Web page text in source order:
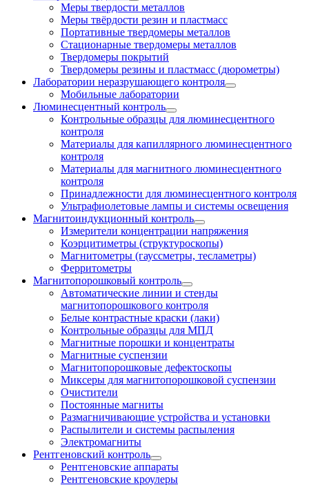
Меры твердости металлов
Меры твёрдости резин и пластмасс
Портативные твердомеры металлов
Стационарные твердомеры металлов
Твердомеры покрытий
Твердомеры резины и пластмасс (дюрометры)
Лаборатории неразрушающего контроля
Мобильные лаборатории
Люминесцентный контроль
Контрольные образцы для люминесцентного
контроля
Материалы для капиллярного люминесцентного
контроля
Материалы для магнитного люминесцентного
контроля
Принадлежности для люминесцентного контроля
Ультрафиолетовые лампы и системы освещения
Магнитоиндукционный контроль
Измерители концентрации напряжения
Коэрцитиметры (структуроскопы)
Магнитометры (гауссметры, тесламетры)
Ферритометры
Магнитопорошковый контроль
Автоматические линии и стенды
магнитопорошкового контроля
Белые контрастные краски (лаки)
Контрольные образцы для МПД
Магнитные порошки и концентраты
Магнитные суспензии
Магнитопорошковые дефектоскопы
Миксеры для магнитопорошковой суспензии
Очистители
Постоянные магниты
Размагничивающие устройства и установки
Распылители и системы распыления
Электромагниты
Рентгеновский контроль
Рентгеновские аппараты
Рентгеновские кроулеры